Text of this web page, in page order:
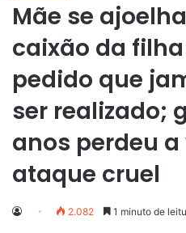
Mãe se
caixão da
pedido que
ser realizado;
anos perdeu
ataque cruel
2.082 1 minuto de